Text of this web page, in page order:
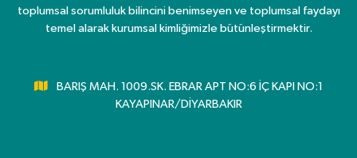
toplumsal sorumluluk bilincini benimseyen ve toplumsal faydayı
temel alarak kurumsal kimliğimizle bütünleştirmektir.
BARIŞ MAH. 1009.SK. EBRAR APT NO:6 İÇ KAPI NO:1
KAYAPINAR/DİYARBAKIR